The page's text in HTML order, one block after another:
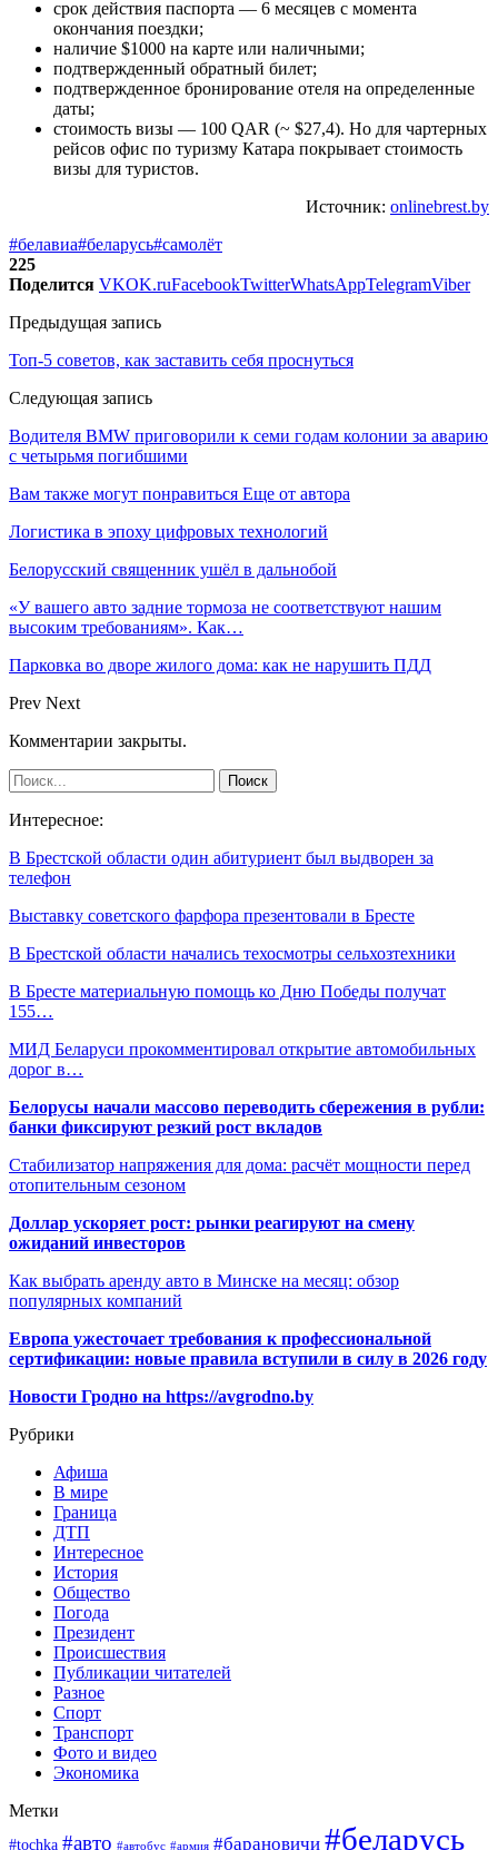
срок действия паспорта — 6 месяцев с момента
окончания поездки;
наличие $1000 на карте или наличными;
подтвержденный обратный билет;
подтвержденное бронирование отеля на определенные
даты;
стоимость визы — 100 QAR (~ $27,4). Но для чартерных
рейсов офис по туризму Катара покрывает стоимость
визы для туристов.
Источник: onlinebrest.by
#белавиа#беларусь#самолёт
225
Поделится VKOK.ruFacebookTwitterWhatsAppTelegramViber
Предыдущая запись
Топ-5 советов, как заставить себя проснуться
Следующая запись
Водителя BMW приговорили к семи годам колонии за аварию
с четырьмя погибшими
Вам также могут понравиться Еще от автора
Логистика в эпоху цифровых технологий
Белорусский священник ушёл в дальнобой
«У вашего авто задние тормоза не соответствуют нашим
высоким требованиям». Как…
Парковка во дворе жилого дома: как не нарушить ПДД
Prev Next
Комментарии закрыты.
Интересное:
В Брестской области один абитуриент был выдворен за
телефон
Выставку советского фарфора презентовали в Бресте
В Брестской области начались техосмотры сельхозтехники
В Бресте материальную помощь ко Дню Победы получат
155…
МИД Беларуси прокомментировал открытие автомобильных
дорог в…
Белорусы начали массово переводить сбережения в рубли:
банки фиксируют резкий рост вкладов
Стабилизатор напряжения для дома: расчёт мощности перед
отопительным сезоном
Доллар ускоряет рост: рынки реагируют на смену
ожиданий инвесторов
Как выбрать аренду авто в Минске на месяц: обзор
популярных компаний
Европа ужесточает требования к профессиональной
сертификации: новые правила вступили в силу в 2026 году
Новости Гродно на https://avgrodno.by
Рубрики
Афиша
В мире
Граница
ДТП
Интересное
История
Общество
Погода
Президент
Происшествия
Публикации читателей
Разное
Спорт
Транспорт
Фото и видео
Экономика
Метки
#tochka #авто #автобус #армия #барановичи #беларусь